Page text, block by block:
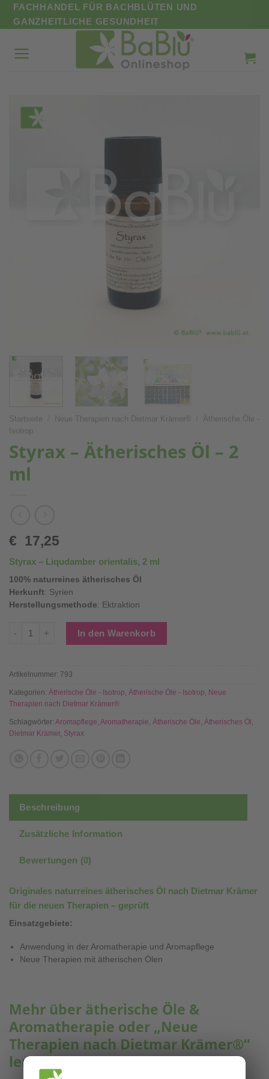
Zum
Inhalt
FACHHANDEL FÜR BACHBLÜTEN UND
GANZHEITLICHE GESUNDHEIT
Startseite Neue Therapien nach Dietmar Krämer®
Ätherische Öle -
Isotrop
Styrax – Ätherisches Öl – 2
ml
€ 17,25
Styrax – Liqudamber orientalis, 2 ml
100% naturreines ätherisches Öl
Herkunft: Syrien
Herstellungsmethode: Ektraktion
Styrax - Ätherisches Öl - 2 ml Menge
In den Warenkorb
Artikelnummer: 793
Kategorien: Ätherische Öle - Isotrop, Ätherische Öle - Isotrop, Neue
Therapien nach Dietmar Krämer®
Schlagwörter: Aromapflege, Aromatherapie, Ätherische Öle, Ätherisches Öl ,
Dietmar Krämer, Styrax
Beschreibung
Zusätzliche Information
Bewertungen (0)
Originales naturreines ätherisches Öl nach Dietmar Krämer
für die neuen Therapien – geprüft
Einsatzgebiete:
Anwendung in der Aromatherapie und Aromapflege
Neue Therapien mit ätherischen Ölen
Mehr über ätherische Öle &
Aromatherapie oder „Neue
Therapien nach Dietmar Krämer®“
lernen?